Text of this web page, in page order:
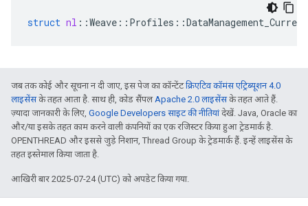
struct nl ::Weave :: Profiles ::DataManagement_Current
जब तक कोई और सूचना न दी जाए, इस पेज का कॉन्टेंटक्रिएटिव कॉमंस एट्रिब्यूशन 4.0
लाइसेंसके तहत आता है. साथ ही, कोड सैंपलApache 2.0 लाइसेंसके तहत आते हैं.
ज़्यादा जानकारी के लिए, Google Developers साइट की नीतियांदेखें. Java, Oracle का
और/या इसके तहत काम करने वाली कंपनियों का एक रजिस्टर किया हुआ ट्रेडमार्क है.
OPENTHREAD और इससे जुड़े निशान, Thread Group के ट्रेडमार्क हैं. इन्हें लाइसेंस के
तहत इस्तेमाल किया जाता है.
आखिरी बार 2025-07-24 (UTC) को अपडेट किया गया.